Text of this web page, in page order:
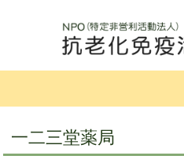
一二三堂薬局